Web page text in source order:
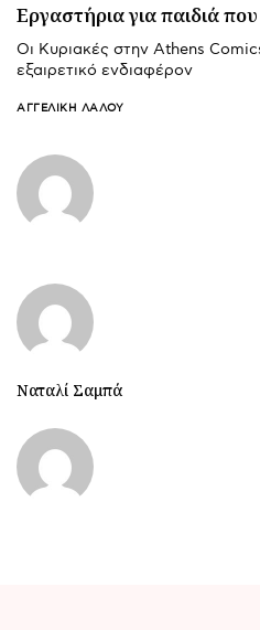
Εργαστήρια για παιδιά
Οι Κυριακές στην Athens
εξαιρετικό ενδιαφέρον
ΑΓΓΕΛΙΚΉ ΛΆΛΟΥ
Ναταλί Σαμπά